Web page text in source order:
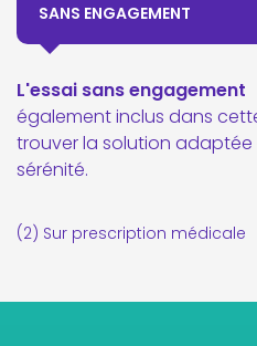
SANS ENGAGEMENT
L'essai sans engagement
également inclus dans
trouver la solution
sérénité.
(2) Sur prescription médicale